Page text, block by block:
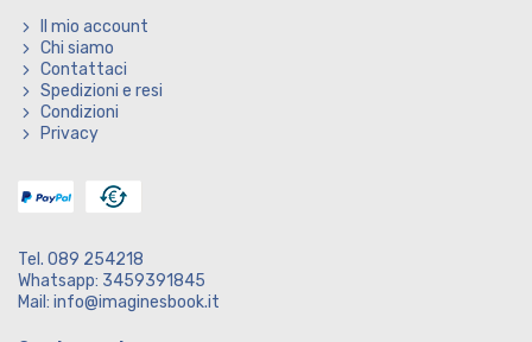
Il mio account
Chi siamo
Contattaci
Spedizioni e resi
Condizioni
Privacy
Tel. 089 254218
Whatsapp: 3459391845
Mail: info@imaginesbook.it